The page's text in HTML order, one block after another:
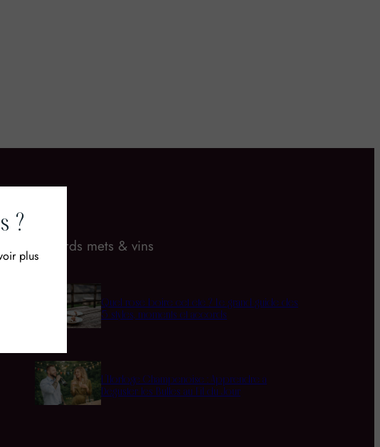
Accords mets & vins
Quel rosé boire cet été ? Le grand guide des
5 styles, moments et accords
L’Horloge Champenoise : Apprendre à
Déguster les Bulles au Fil du Jour
?
plus